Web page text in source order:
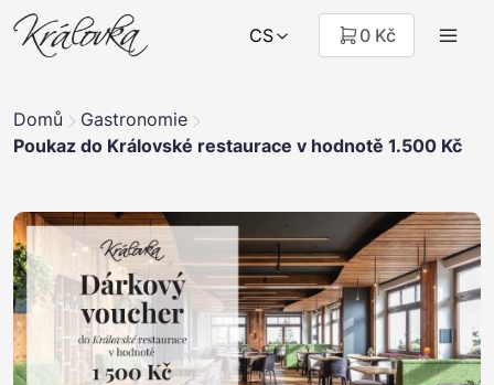
CS 0 Kč
Domů
Gastronomie
Poukaz do Královské restaurace v hodnotě 1.500 Kč